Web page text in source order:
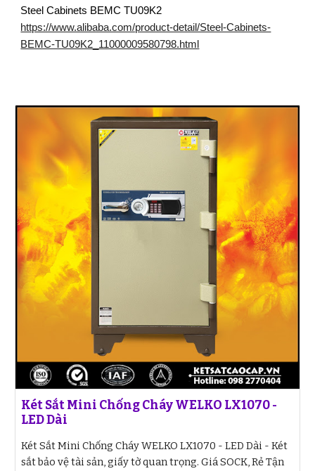
Steel Cabinets BEMC TU09K2
https://www.alibaba.com/product-detail/Steel-Cabinets-
BEMC-TU09K2_11000009580798.html
Két Sắt Mini Chống Cháy WELKO LX1070 -
LED Dài
Két Sắt Mini Chống Cháy WELKO LX1070 - LED Dài - Két
sắt bảo vệ tài sản, giấy tờ quan trọng. Giá SOCK, Rẻ Tận